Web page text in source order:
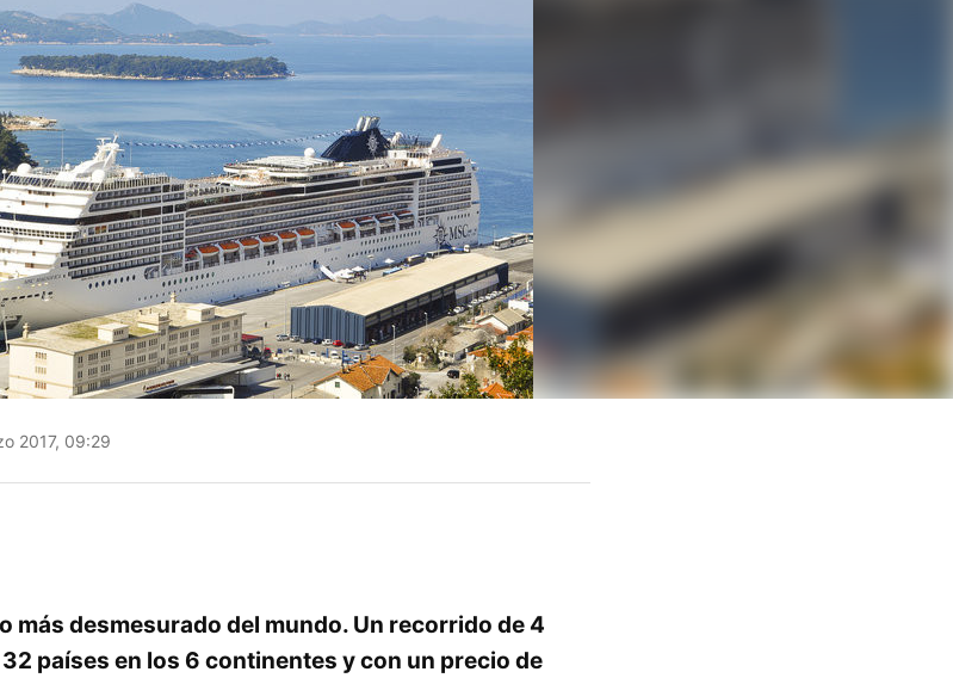
2017, 09:29
más desmesurado del mundo. Un recorrido de 4
países en los 6 continentes y con un precio de